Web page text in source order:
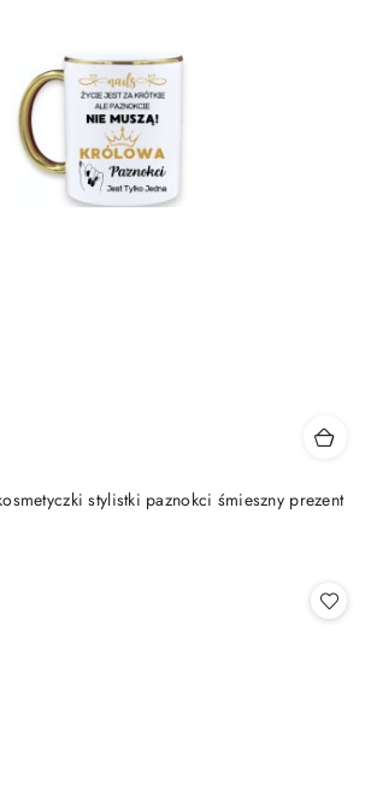
stylistki paznokci śmieszny prezent